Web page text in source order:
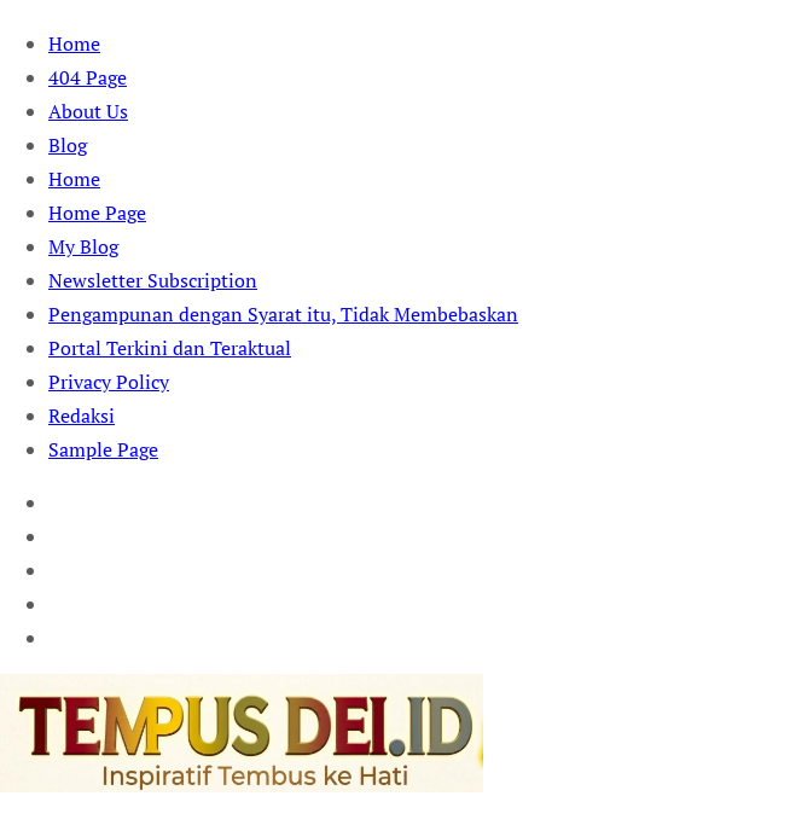
Skip
content
Home
404 Page
About Us
Blog
Home
Home Page
My Blog
Newsletter Subscription
Pengampunan dengan Syarat itu, Tidak Membebaskan
Portal Terkini dan Teraktual
Privacy Policy
Redaksi
Sample Page